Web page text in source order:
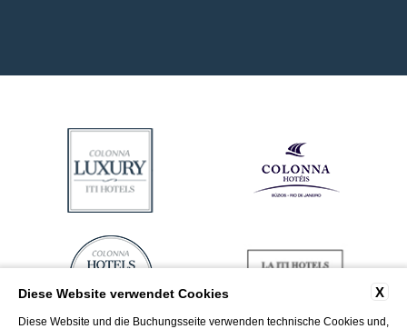
X
Diese Website verwendet Cookies
Diese Website und die Buchungsseite verwenden technische Cookies und,